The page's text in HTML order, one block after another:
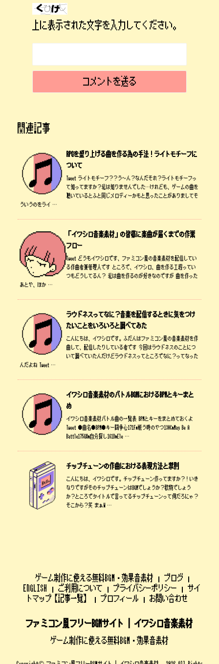
上に表示された文字を入力してください。
関連記事
RPGを盛り上げる曲を作る為の手法！ライトモチーフに
ついて
Tweet ライトモチーフ？？う～ん？なんだそれ？ライトモチーフっ
て知ってますか？私は知りませんでした…けれども、ゲームの曲を
聴いているとふと同じメロディーかもと思ったことがありましてそ
ういうのをライ …
「イワシロ音楽素材」の皆様に楽曲が届くまでの作業
フロー
Tweet どうもイワシロです、ファミコン風の音楽素材を配信してい
る作曲者兼管理人です ところで、イワシロ、曲を作る工程ってい
つもどうしてるん？ 私は曲を作るのが好きなのですが 曲を作った
あとや、ほか …
ラウドネスってなに？音楽を配信するときに気をつけ
たいことをいろいろと調べてみた
こんにちは、イワシロです。ふだんはファミコン風の音楽素材を作
曲して、配信したりしている者です 今回はラウドネスのことにつ
いて調べていたんだけどラウドネスってところでなに？ってなった
んだよね Tweet …
イワシロ音楽素材のバトルBGMにおけるBPMとキーまと
め
イワシロ音楽素材バトル曲の一覧表 BPMとキーをまとめておくよ
Tweet ●曲名●BPM●キー闘争心171Fm戦う時のやつ130CmMay Be A
Battle175G#m自分探し161DmEle …
チップチューンの作曲における表現方法と禁則
こんにちは、イワシロです。チップチューン作ってますか？！いき
なりですがそのチップチューンはBGMでしょうか？歌物でしょう
か？ところでタイトルで言ってるチップチューンって何だろにゃ？
そこから？笑 まぁW …
ゲーム制作に使える無料BGM・効果音素材
ブログ
ENGLISH
ご利用について プライバシーポリシー
サイ
トマップ【記事一覧】
プロフィール お問い合わせ
ファミコン風フリーBGMサイト | イワシロ音楽素材
ゲーム制作に使える無料BGM・効果音素材